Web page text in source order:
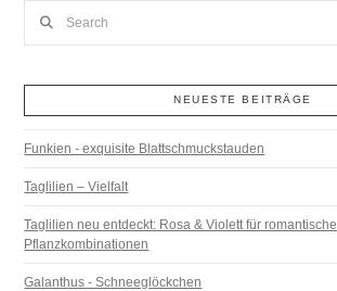
NEUESTE BEITRÄGE
Funkien - exquisite Blattschmuckstauden
Taglilien – Vielfalt
Taglilien neu entdeckt: Rosa & Violett für romantische
Pflanzkombinationen
Galanthus - Schneeglöckchen